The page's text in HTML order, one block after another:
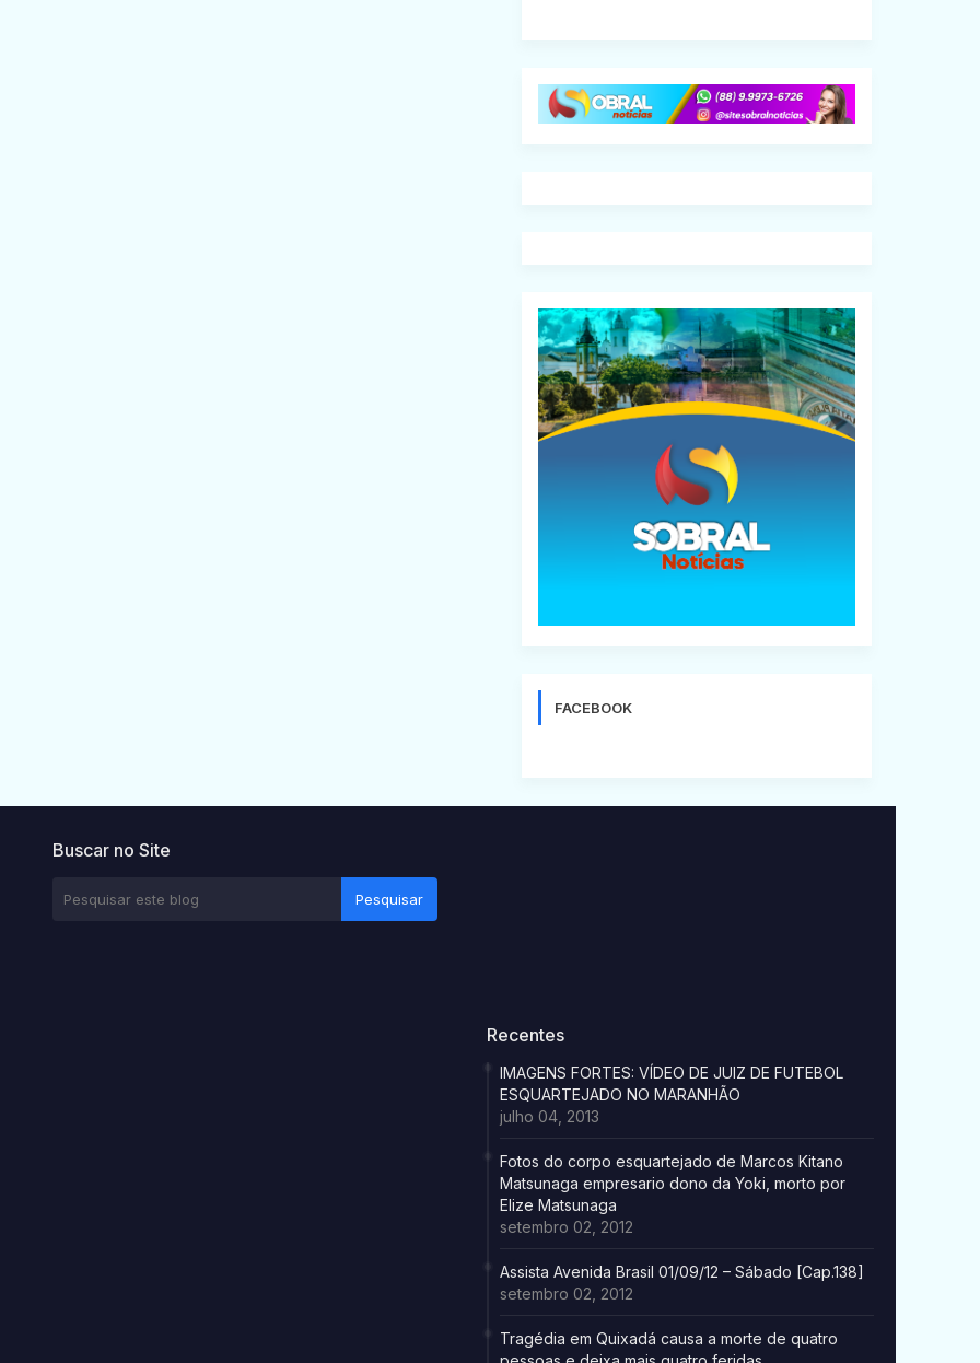
FACEBOOK
Buscar no Site
Recentes
IMAGENS FORTES: VÍDEO DE JUIZ DE FUTEBOL
ESQUARTEJADO NO MARANHÃO
julho 04, 2013
Fotos do corpo esquartejado de Marcos Kitano
Matsunaga empresario dono da Yoki, morto por
Elize Matsunaga
setembro 02, 2012
Assista Avenida Brasil 01/09/12 – Sábado [Cap.138]
setembro 02, 2012
Tragédia em Quixadá causa a morte de quatro